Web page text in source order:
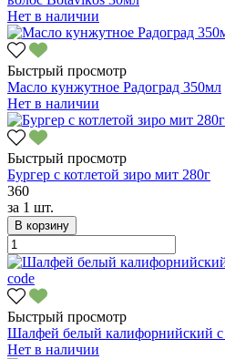
Нет в наличии
Быстрый просмотр
Масло кунжутное Радоград 350мл
Нет в наличии
Быстрый просмотр
Бургер с котлетой зиро мит 280г
360
за 1 шт.
В корзину
Быстрый просмотр
Шалфей белый калифорнийский с
Нет в наличии